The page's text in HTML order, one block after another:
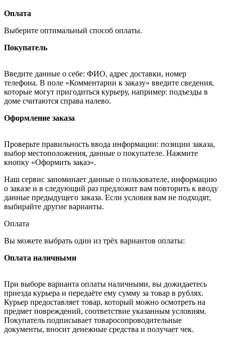
Оплата
Выберите оптимальный способ оплаты.
Покупатель
Введите данные о себе: ФИО, адрес доставки, номер
телефона. В поле «Комментарии к заказу» введите сведения,
которые могут пригодиться курьеру, например: подъезды в
доме считаются справа налево.
Оформление заказа
Проверьте правильность ввода информации: позиции заказа,
выбор местоположения, данные о покупателе. Нажмите
кнопку «Оформить заказ».
Наш сервис запоминает данные о пользователе, информацию
о заказе и в следующий раз предложит вам повторить к вводу
данные предыдущего заказа. Если условия вам не подходят,
выбирайте другие варианты.
Оплата
Вы можете выбрать один из трёх вариантов оплаты:
Оплата наличными
При выборе варианта оплаты наличными, вы дожидаетесь
приезда курьера и передаёте ему сумму за товар в рублях.
Курьер предоставляет товар, который можно осмотреть на
предмет повреждений, соответствие указанным условиям.
Покупатель подписывает товаросопроводительные
документы, вносит денежные средства и получает чек.